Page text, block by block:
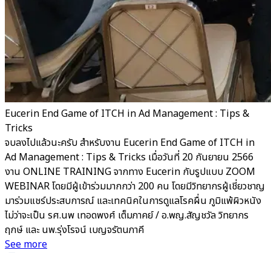
Eucerin End Game of ITCH in Ad Management : Tips &
Tricks
จบลงไปแล้วนะครับ สำหรับงาน Eucerin End Game of ITCH in
Ad Management : Tips & Tricks เมื่อวันที่ 20 กันยายน 2566
งาน ONLINE TRAINING จากทาง Eucerin กับรูปแบบ ZOOM
WEBINAR โดยมีผู้เข้าร่วมมากกว่า 200 คน โดยมีวิทยากรผู้เชี่ยวชาญ
มาร่วมแชร์ประสบการณ์ และเทคนิคในการดูแลโรคผื่น ภูมิแพ้ผิวหนัง
ไม่ว่าจะเป็น รศ.นพ เทอดพงศ์ เต็มภาคย์ / อ.พญ.สัญชวัล วิทยากร
ฤกษ์ และ นพ.รุ่งโรจน์ เบญจรัตนภาคี
See more